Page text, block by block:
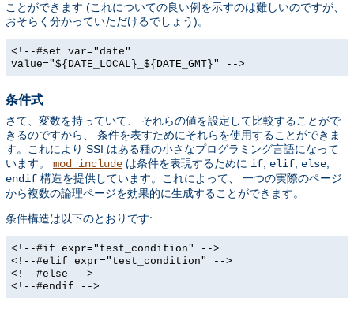
ことができます (これについての良い例を示すのは難しいのですが、
おそらく分かっていただけるでしょう)。
<!--#set var="date"
value="${DATE_LOCAL}_${DATE_GMT}" -->
条件式
さて、変数を持っていて、 それらの値を設定して比較することがで
きるのですから、 条件を表すためにそれらを使用することができま
す。これにより SSI はある種の小さなプログラミング言語になって
います。 mod_include は条件を表現するために if elif else
endif 構造を提供しています。これによって、 一つの実際のページ
から複数の論理ページを効果的に生成することができます。
条件構造は以下のとおりです:
<!--#if expr="test_condition" -->
<!--#elif expr="test_condition" -->
<!--#else -->
<!--#endif -->